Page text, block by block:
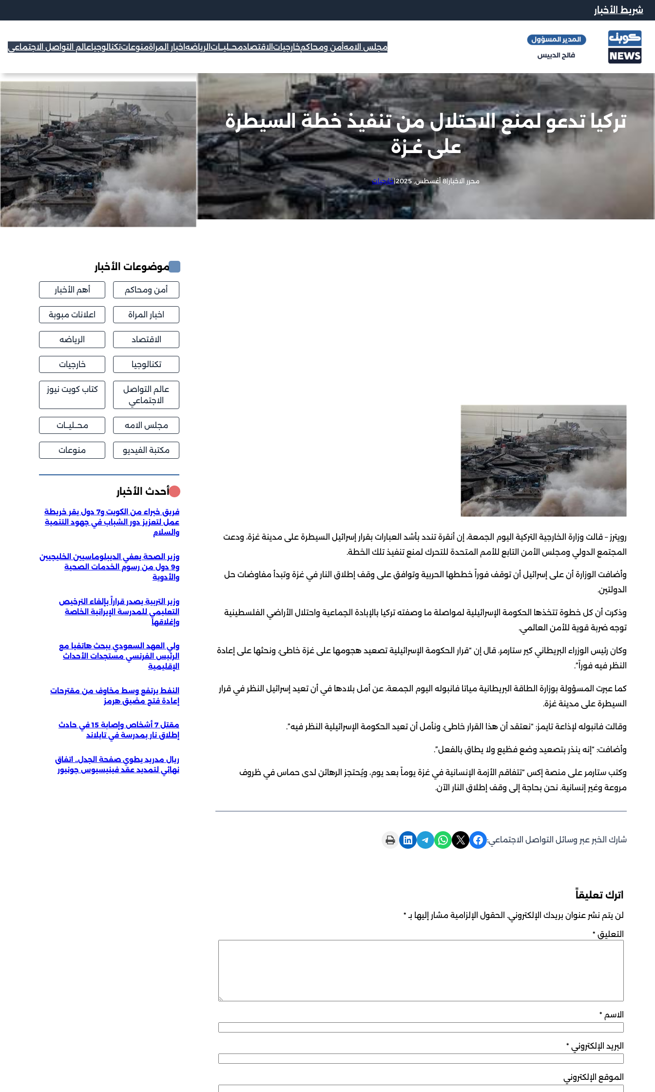
شريط الأخبار
مجلس الامهأمن ومحاكمخارجيات الاقتصادمحــليــات الرياضه اخبار المراةمنوعاتتكنالوجياعالم التواصل الاجتماعي
تركيا تدعو لمنع الاحتلال من تنفيذ خطة السيطرة
على غـزة
محرر الاخبار|8 أغسطس, 2025 |خارجيات
رويترز – قالت وزارة الخارجية التركية اليوم الجمعة، إن أنقرة تندد بأشد العبارات بقرار إسرائيل السيطرة على مدينة غزة، ودعت
المجتمع الدولي ومجلس الأمن التابع للأمم المتحدة للتحرك لمنع تنفيذ تلك الخطة.
وأضافت الوزارة أن على إسرائيل أن توقف فوراً خططها الحربية وتوافق على وقف إطلاق النار في غزة وتبدأ مفاوضات حل
الدولتين.
وذكرت أن كل خطوة تتخذها الحكومة الإسرائيلية لمواصلة ما وصفته تركيا بالإبادة الجماعية واحتلال الأراضي الفلسطينية
توجه ضربة قوية للأمن العالمي.
وكان رئيس الوزراء البريطاني كير ستارمر، قال إن “قرار الحكومة الإسرائيلية تصعيد هجومها على غزة خاطئ، ونحثها على إعادة
النظر فيه فوراً”.
كما عبرت المسؤولة بوزارة الطاقة البريطانية مياتا فانبوله اليوم الجمعة، عن أمل بلادها في أن تعيد إسرائيل النظر في قرار
السيطرة على مدينة غزة.
وقالت فانبوله لإذاعة تايمز: “نعتقد أن هذا القرار خاطئ، ونأمل أن تعيد الحكومة الإسرائيلية النظر فيه”.
وأضافت: “إنه ينذر بتصعيد وضع فظيع ولا يطاق بالفعل”.
وكتب ستارمر على منصة إكس “تتفاقم الأزمة الإنسانية في غزة يوماً بعد يوم، ويُحتجز الرهائن لدى حماس في ظروف
مروعة وغير إنسانية. نحن بحاجة إلى وقف إطلاق النار الآن.
شارك الخبر عبر وسائل التواصل الاجتماعي: Share on Facebook
Share on X
Share on WhatsApp
Share on Telegram
Share on LinkedIn
Print this Page
اترك تعليقاً
لن يتم نشر عنوان بريدك الإلكتروني. الحقول الإلزامية مشار إليها بـ *
التعليق *
الاسم *
البريد الإلكتروني *
الموقع الإلكتروني
موضوعات الأخبار
أمن ومحاكم أهم الأخبار
اخبار المراة اعلانات مبوبة
الاقتصاد الرياضه
تكنالوجيا خارجيات
عالم التواصل
الاجتماعي
كتاب كويت نيوز
مجلس الامه محــليــات
مكتبة الفيديو منوعات
أحدث الأخبار
فريق خبراء من الكويت و7 دول يقر خريطة
عمل لتعزيز دور الشباب في جهود التنمية
والسلام
وزير الصحة يعفي الديبلوماسيين الخليجيين
و9 دول من رسوم الخدمات الصحية
والأدوية
وزير التربية يصدر قراراً بإلغاء الترخيص
التعليمي للمدرسة الإيرانية الخاصة
وإغلاقها
ولي العهد السعودي يبحث هاتفيا مع
الرئيس الفرنسي مستجدات الأحداث
الإقليمية
النفط يرتفع وسط مخاوف من مقترحات
إعادة فتح مضيق هرمز
مقتل 7 أشخاص وإصابة 15 في حادث
إطلاق نار بمدرسة في تايلاند
ريال مدريد يطوي صفحة الجدل.. اتفاق
نهائي لتمديد عقد فينيسيوس جونيور